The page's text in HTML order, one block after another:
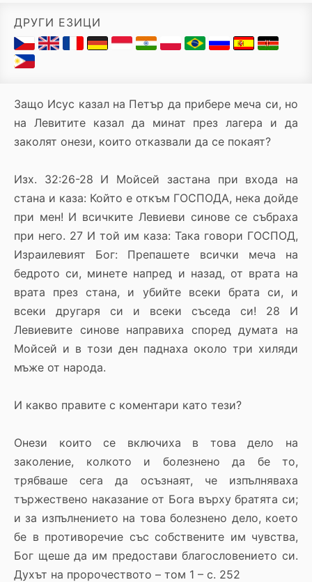
ДРУГИ ЕЗИЦИ
Защо Исус казал на Петър да прибере меча си, но
на Левитите казал да минат през лагера и да
заколят онези, които отказвали да се покаят?
Изх. 32:26-28 И Мойсей застана при входа на
стана и каза: Който е откъм ГОСПОДА, нека дойде
при мен! И всичките Левиеви синове се събраха
при него. 27 И той им каза: Така говори ГОСПОД,
Израилевият Бог: Препашете всички меча на
бедрото си, минете напред и назад, от врата на
врата през стана, и убийте всеки брата си, и
всеки другаря си и всеки съседа си! 28 И
Левиевите синове направиха според думата на
Мойсей и в този ден паднаха около три хиляди
мъже от народа.
И какво правите с коментари като тези?
Онези които се включиха в това дело на
заколение, колкото и болезнено да бе то,
трябваше сега да осъзнаят, че изпълняваха
тържествено наказание от Бога върху братята си;
и за изпълнението на това болезнено дело, което
бе в противоречие със собствените им чувства,
Бог щеше да им предостави благословението си.
Духът на пророчеството – том 1 – с. 252